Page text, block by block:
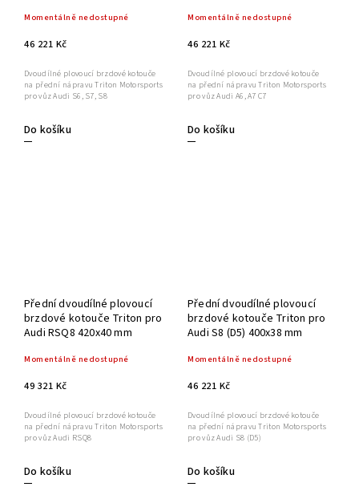
Momentálně nedostupné
46 221 Kč
Do košíku
Dvoudílné plovoucí brzdové kotouče
na přední nápravu Triton Motorsports
pro vůz Audi S6, S7, S8
Momentálně nedostupné
46 221 Kč
Do košíku
Dvoudílné plovoucí brzdové kotouče
na přední nápravu Triton Motorsports
pro vůz Audi A6, A7 C7
Přední dvoudílné plovoucí
brzdové kotouče Triton pro
Audi RSQ8 420x40 mm
Momentálně nedostupné
49 321 Kč
Do košíku
Dvoudílné plovoucí brzdové kotouče
na přední nápravu Triton Motorsports
pro vůz Audi RSQ8
Přední dvoudílné plovoucí
brzdové kotouče Triton pro
Audi S8 (D5) 400x38 mm
Momentálně nedostupné
46 221 Kč
Do košíku
Dvoudílné plovoucí brzdové kotouče
na přední nápravu Triton Motorsports
pro vůz Audi S8 (D5)